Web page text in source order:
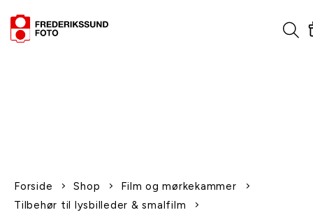
Forside Shop
Film og mørkekammer
Tilbehør til lysbilleder & smalfilm